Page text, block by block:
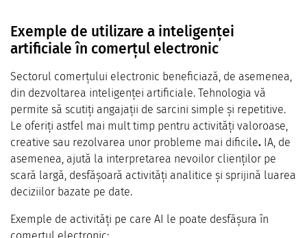
Exemple de utilizare a inteligenței
artificiale în comerțul electronic
Sectorul comerțului electronic beneficiază, de asemenea,
din dezvoltarea inteligenței artificiale. Tehnologia vă
permite să scutiți angajații de sarcini simple și repetitive.
Le oferiți astfel mai mult timp pentru activități valoroase,
creative sau rezolvarea unor probleme mai dificile. IA, de
asemenea, ajută la interpretarea nevoilor clienților pe
scară largă, desfășoară activități analitice și sprijină luarea
deciziilor bazate pe date.
Exemple de activități pe care AI le poate desfășura în